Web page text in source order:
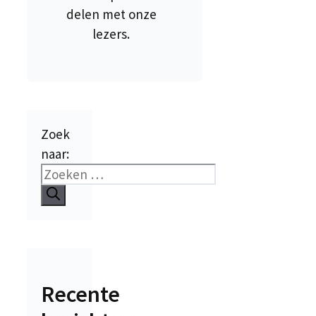
delen met onze
lezers.
Zoek
naar:
Recente